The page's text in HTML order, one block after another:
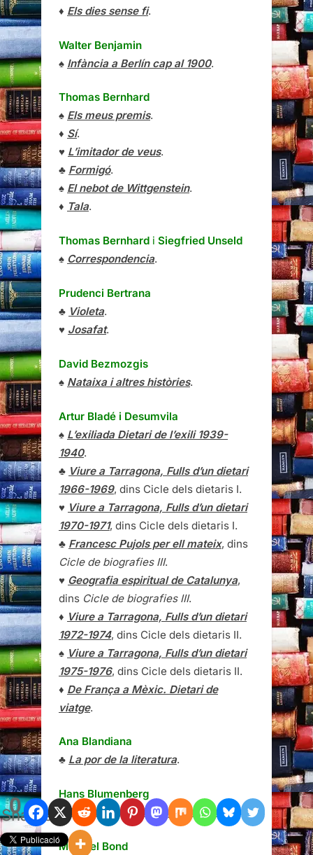
0
Shares
♦ Els dies sense fi.
Walter Benjamin
♠ Infància a Berlín cap al 1900.
Thomas Bernhard
♠ Els meus premis.
♦ Sí.
♥ L’imitador de veus.
♣ Formigó.
♠ El nebot de Wittgenstein.
♦ Tala.
Thomas Bernhard i Siegfried Unseld
♠ Correspondencia.
Prudenci Bertrana
♣ Violeta.
♥ Josafat.
David Bezmozgis
♠ Nataixa i altres històries.
Artur Bladé i Desumvila
♠ L’exiliada Dietari de l’exili 1939-
1940.
♣ Viure a Tarragona, Fulls d’un dietari
1966-1969, dins Cicle dels dietaris I.
♥ Viure a Tarragona, Fulls d’un dietari
1970-1971, dins Cicle dels dietaris I.
♣ Francesc Pujols per ell mateix, dins
Cicle de biografies III.
♥ Geografia espiritual de Catalunya,
dins Cicle de biografies III.
♦ Viure a Tarragona, Fulls d’un dietari
1972-1974, dins Cicle dels dietaris II.
♠ Viure a Tarragona, Fulls d’un dietari
1975-1976, dins Cicle dels dietaris II.
♦ De França a Mèxic. Dietari de
viatge.
Ana Blandiana
♣ La por de la literatura.
Hans Blumenberg
♣ Literatura, estética y nihilismo .
Michael Bond